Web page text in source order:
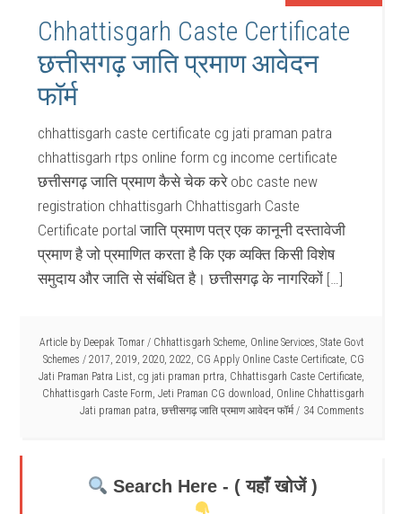
Chhattisgarh Caste Certificate
छत्तीसगढ़ जाति प्रमाण आवेदन
फॉर्म
chhattisgarh caste certificate cg jati praman patra
chhattisgarh rtps online form cg income certificate
छत्तीसगढ़ जाति प्रमाण कैसे चेक करे obc caste new
registration chhattisgarh Chhattisgarh Caste
Certificate portal जाति प्रमाण पत्र एक कानूनी दस्तावेजी
प्रमाण है जो प्रमाणित करता है कि एक व्यक्ति किसी विशेष
समुदाय और जाति से संबंधित है। छत्तीसगढ़ के नागरिकों […]
Article by Deepak Tomar / Chhattisgarh Scheme, Online Services, State Govt
Schemes / 2017, 2019, 2020, 2022, CG Apply Online Caste Certificate, CG
Jati Praman Patra List, cg jati praman prtra, Chhattisgarh Caste Certificate,
Chhattisgarh Caste Form, Jeti Praman CG download, Online Chhattisgarh
Jati praman patra, छत्तीसगढ़ जाति प्रमाण आवेदन फॉर्म 34 Comments
Search Here - ( यहाँ खोजें )